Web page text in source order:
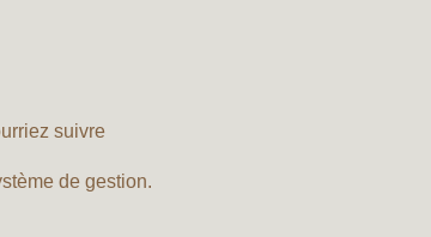
suivre
de gestion.